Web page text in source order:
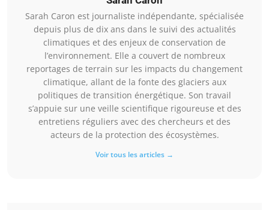
Sarah Caron est journaliste indépendante, spécialisée
depuis plus de dix ans dans le suivi des actualités
climatiques et des enjeux de conservation de
l’environnement. Elle a couvert de nombreux
reportages de terrain sur les impacts du changement
climatique, allant de la fonte des glaciers aux
politiques de transition énergétique. Son travail
s’appuie sur une veille scientifique rigoureuse et des
entretiens réguliers avec des chercheurs et des
acteurs de la protection des écosystèmes.
Voir tous les articles →